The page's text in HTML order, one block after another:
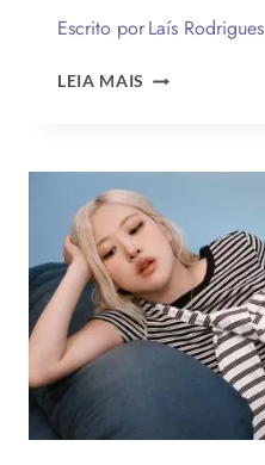
Escrito porLaís Rodrigues
LEIA MAIS
DO
VERÃO
EUROPEU
2026
QUE
DEVEM
CHEGAR
AO